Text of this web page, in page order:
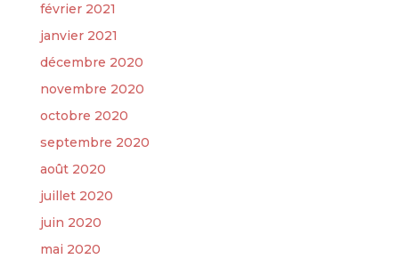
février 2021
janvier 2021
décembre 2020
novembre 2020
octobre 2020
septembre 2020
août 2020
juillet 2020
juin 2020
mai 2020